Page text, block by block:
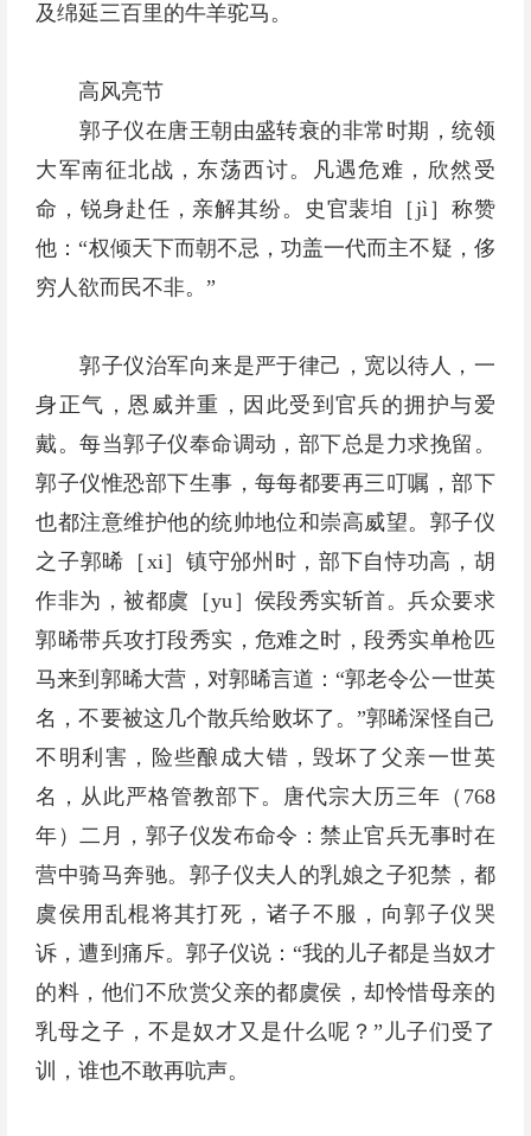
及绵延三百里的牛羊驼马。
高风亮节
郭子仪在唐王朝由盛转衰的非常时期，统领
大军南征北战，东荡西讨。凡遇危难，欣然受
命，锐身赴任，亲解其纷。史官裴垍［jì］称赞
他：“权倾天下而朝不忌，功盖一代而主不疑，侈
穷人欲而民不非。”
郭子仪治军向来是严于律己，宽以待人，一
身正气，恩威并重，因此受到官兵的拥护与爱
戴。每当郭子仪奉命调动，部下总是力求挽留。
郭子仪惟恐部下生事，每每都要再三叮嘱，部下
也都注意维护他的统帅地位和崇高威望。郭子仪
之子郭晞［xi］镇守邠州时，部下自恃功高，胡
作非为，被都虞［yu］侯段秀实斩首。兵众要求
郭晞带兵攻打段秀实，危难之时，段秀实单枪匹
马来到郭晞大营，对郭晞言道：“郭老令公一世英
名，不要被这几个散兵给败坏了。”郭晞深怪自己
不明利害，险些酿成大错，毁坏了父亲一世英
名，从此严格管教部下。唐代宗大历三年（768
年）二月，郭子仪发布命令：禁止官兵无事时在
营中骑马奔驰。郭子仪夫人的乳娘之子犯禁，都
虞侯用乱棍将其打死，诸子不服，向郭子仪哭
诉，遭到痛斥。郭子仪说：“我的儿子都是当奴才
的料，他们不欣赏父亲的都虞侯，却怜惜母亲的
乳母之子，不是奴才又是什么呢？”儿子们受了
训，谁也不敢再吭声。